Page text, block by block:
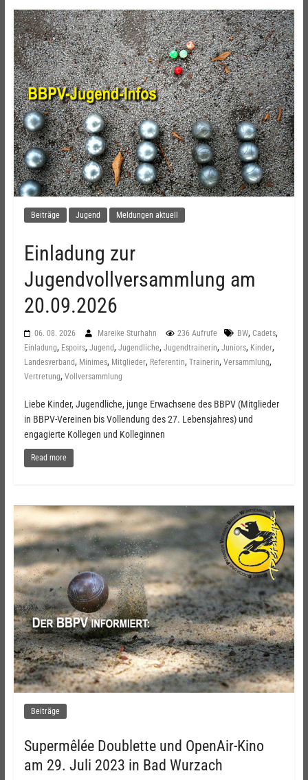
Beiträge Jugend Meldungen aktuell
Einladung zur
Jugendvollversammlung am
20.09.2026
06. 08. 2026 Mareike Sturhahn 236 Aufrufe BW, Cadets,
Einladung, Espoirs, Jugend, Jugendliche, Jugendtrainerin, Juniors, Kinder,
Landesverband, Minimes, Mitglieder, Referentin, Trainerin, Versammlung,
Vertretung, Vollversammlung
Liebe Kinder, Jugendliche, junge Erwachsene des BBPV (Mitglieder
in BBPV-Vereinen bis Vollendung des 27. Lebensjahres) und
engagierte Kollegen und Kolleginnen
Read more
Beiträge
Supermêlée Doublette und OpenAir-Kino
am 29. Juli 2023 in Bad Wurzach